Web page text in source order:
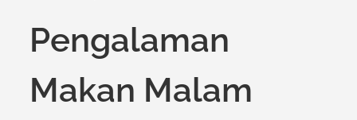
Pengalaman
Makan Malam